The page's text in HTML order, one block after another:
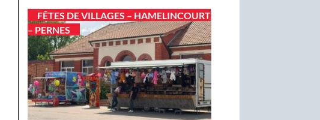
FÊTES DE VILLAGES – HAMELINCOURT
– PERNES